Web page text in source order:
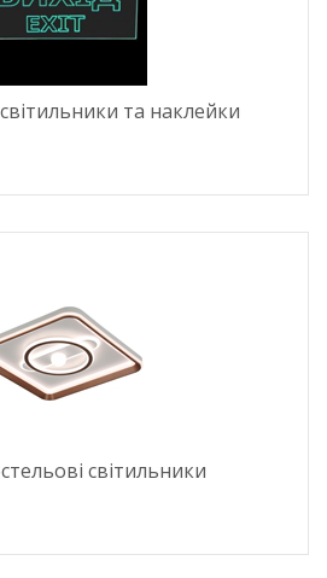
та наклейки
світильники